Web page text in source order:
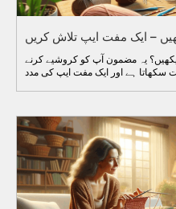
– ایک مفت ایپ تلاش کریں
یہ مضمون آپ کو کروشیے کرنے